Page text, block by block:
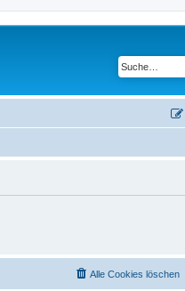
Alle Cookies löschen